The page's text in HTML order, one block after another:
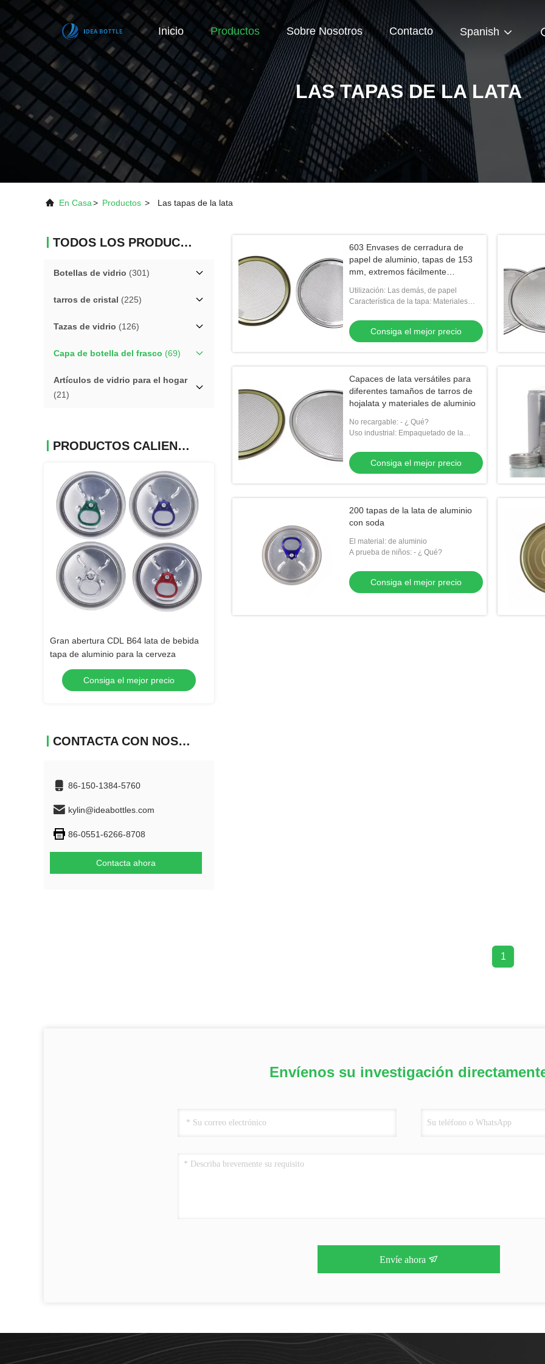
Inicio Productos Sobre Nosotros Contacto Spanish
LAS TAPAS DE LA LATA
En Casa> Productos > Las tapas de la lata
TODOS LOS PRODUCTOS
Botellas de vidrio (301)
tarros de cristal (225)
Tazas de vidrio (126)
Capa de botella del frasco (69)
Artículos de vidrio para el hogar
(21)
PRODUCTOS CALIENTES
Capa de la botella de aluminio de 202
mm
Consiga el mejor precio
CONTACTA CON NOSOTROS
86-150-1384-5760
kylin@ideabottles.com
86-0551-6266-8708
Contacta ahora
603 Envases de cerradura de
papel de aluminio, tapas de 153
mm, extremos fácilmente
Utilización: Las demás, de papel
Característica de la tapa: Materiales
Consiga el mejor precio
Capaces de lata versátiles para
diferentes tamaños de tarros de
hojalata y materiales de aluminio
No recargable: - ¿ Qué?
Uso industrial: Empaquetado de la
Consiga el mejor precio
200 tapas de la lata de aluminio
con soda
El material: de aluminio
A prueba de niños: - ¿ Qué?
Consiga el mejor precio
1
Envíenos su investigación
Envíe ahora